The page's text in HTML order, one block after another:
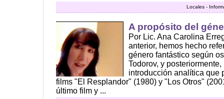
Locales -
A propósito del
Por Lic. Ana Carolina
anterior, hemos hecho
género fantástico según
Todorov, y
introducción analítica que
films "El Resplandor" (1980) y "Los Otros"
último film y ...